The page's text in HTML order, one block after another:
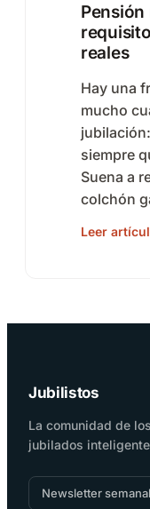
Pensión
reales
Hay una
mucho
siempre
Suena a
colchón
Leer
Jubilistos
La comunidad de los
jubilados
Newsletter